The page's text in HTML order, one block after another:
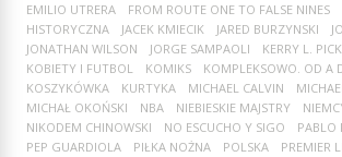
EMILIO UTRERA
FROM ROUTE ONE TO FALSE NINES
HISTORYCZNA
JACEK KMIECIK JARED BURZYNSKI
JONATHAN WILSON
JORGE SAMPAOLI
KERRY L.
KOBIETY I FUTBOL
KOMIKS KOMPLEKSOWO. OD A
KOSZYKÓWKA
KURTYKA MICHAEL CALVIN
MICHAŁ OKOŃSKI
NBA NIEBIESKIE MAJSTRY
NIKODEM CHINOWSKI
NO ESCUCHO Y SIGO
PABLO
PEP GUARDIOLA
PIŁKA NOŻNA POLSKA
PREMIER